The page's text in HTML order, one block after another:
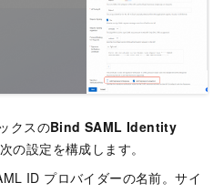
クスのBind SAML Identity
の設定を構成します。
ID プロバイダーの名前。サイ